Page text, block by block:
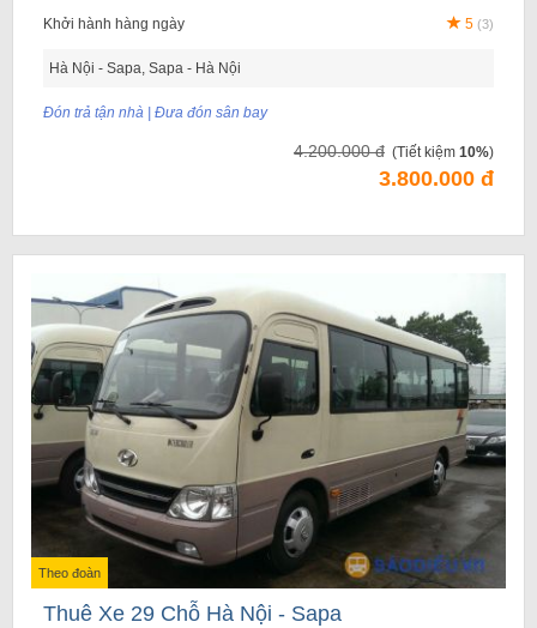
Khởi hành hàng ngày 5 (3)
Hà Nội - Sapa, Sapa - Hà Nội
Đón trả tận nhà | Đưa đón sân bay
4.200.000 đ (Tiết kiệm 10%)
3.800.000 đ
Theo đoàn
Thuê Xe 29 Chỗ Hà Nội - Sapa